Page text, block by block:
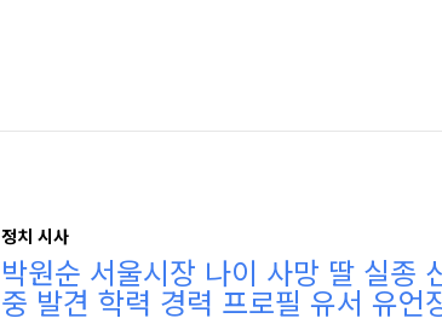
정치 시사
박원순 서울시장 나이 사망 딸 실종
중 발견 학력 경력 프로필 유서 유언